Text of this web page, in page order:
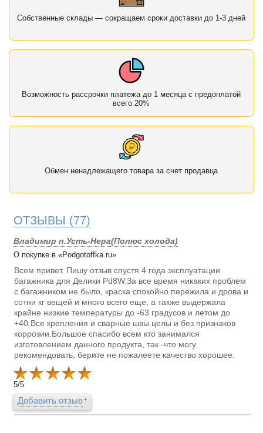
Собственные склады — сокращаем сроки доставки до 1-3 дней
Возможность рассрочки платежа до 1 месяца с предоплатой
всего 20%
Обмен ненадлежащего товара за счет продавца
ОТЗЫВЫ (77)
Владимир п.Усть-Нера(Полюс холода)
О покупке в «Podgotoffka.ru»
Всем привет. Пишу отзыв спустя 4 года эксплуатации
багажника для Делики Pd8W.За все время никаких проблем
с багажником не было, краска спокойно пережила и дрова и
сотни кг вещей и много всего еще, а также выдержала
крайне низкие температуры до -63 градусов и летом до
+40.Все крепления и сварные швы целы и без признаков
коррозии.Большое спасибо всем кто занимался
изготовлением данного продукта, так -что могу
рекомендовать, берите не пожалеете качество хорошее.
5/5
Добавить отзыв